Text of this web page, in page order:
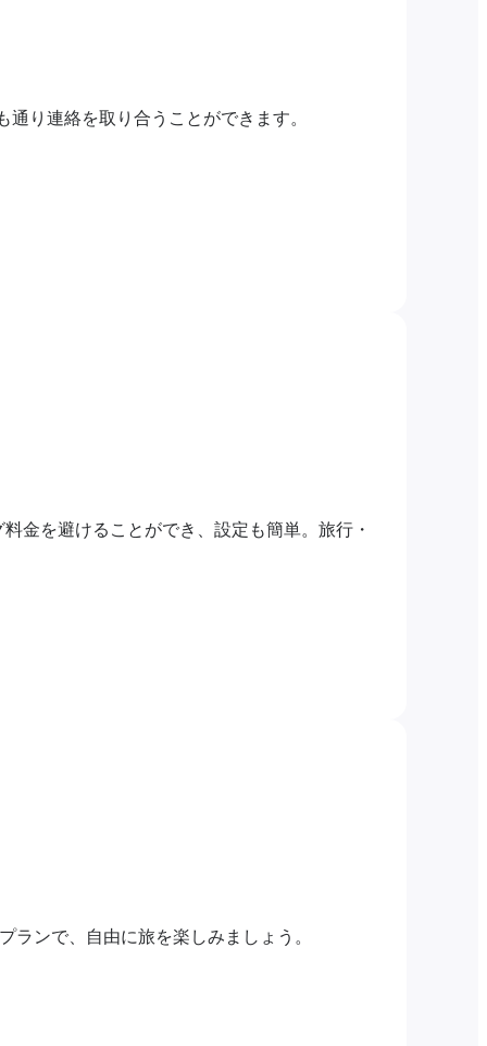
り連絡を取り合うことができます。
金を避けることができ、設定も簡単。旅行・
ランで、自由に旅を楽しみましょう。